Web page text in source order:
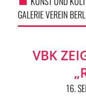
GALERIE VEREIN
VBK
16.